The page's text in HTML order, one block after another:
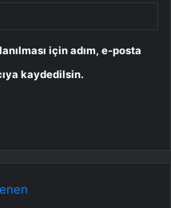
için adım, e-posta
kaydedilsin.